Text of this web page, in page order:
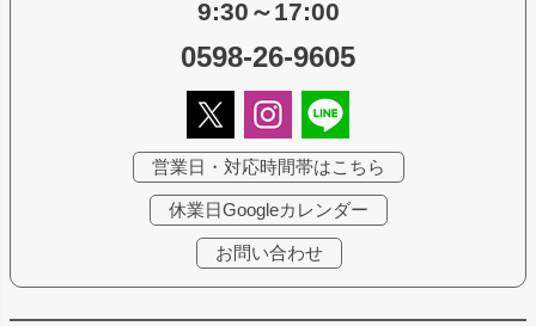
9:30～17:00
0598-26-9605
営業日・対応時間帯はこちら
休業日Googleカレンダー
お問い合わせ